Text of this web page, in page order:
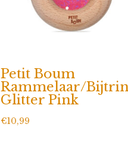
Petit Boum
Rammelaar/
Glitter Pink
€10,99